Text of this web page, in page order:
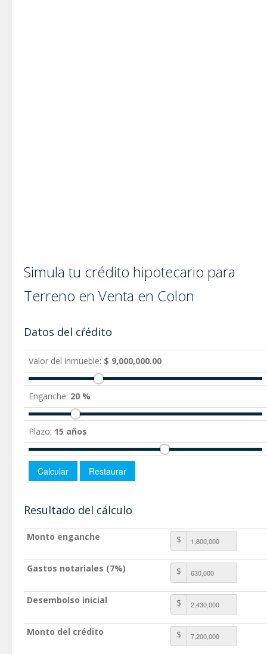
Simula tu crédito hipotecario para
Terreno en Venta en Colon
Datos del cŕédito
Valor del inmueble: $ 9,000,000.00
Enganche: 20 %
Plazo: 15 años
Resultado del cálculo
Monto enganche $
Gastos notariales (7%) $
Desembolso inicial $
Monto del crédito $